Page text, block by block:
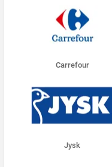
Carrefour
Jysk